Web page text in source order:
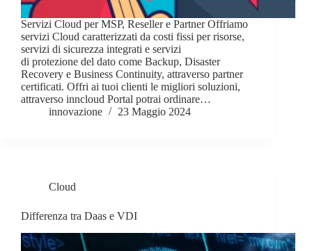
Servizi Cloud per MSP, Reseller e Partner Offriamo
servizi Cloud caratterizzati da costi fissi per risorse,
servizi di sicurezza integrati e servizi
di protezione del dato come Backup, Disaster
Recovery e Business Continuity, attraverso partner
certificati. Offri ai tuoi clienti le migliori soluzioni,
attraverso inncloud Portal potrai ordinare…
innovazione
23 Maggio 2024
Cloud
Differenza tra Daas e VDI